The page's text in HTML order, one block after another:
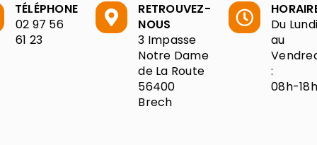
TÉLÉPHONE
02 97 56
61 23
RETROUVEZ-
NOUS
3 Impasse
Notre Dame
de La Route
56400
Brech
Du
au
:
08h-18h